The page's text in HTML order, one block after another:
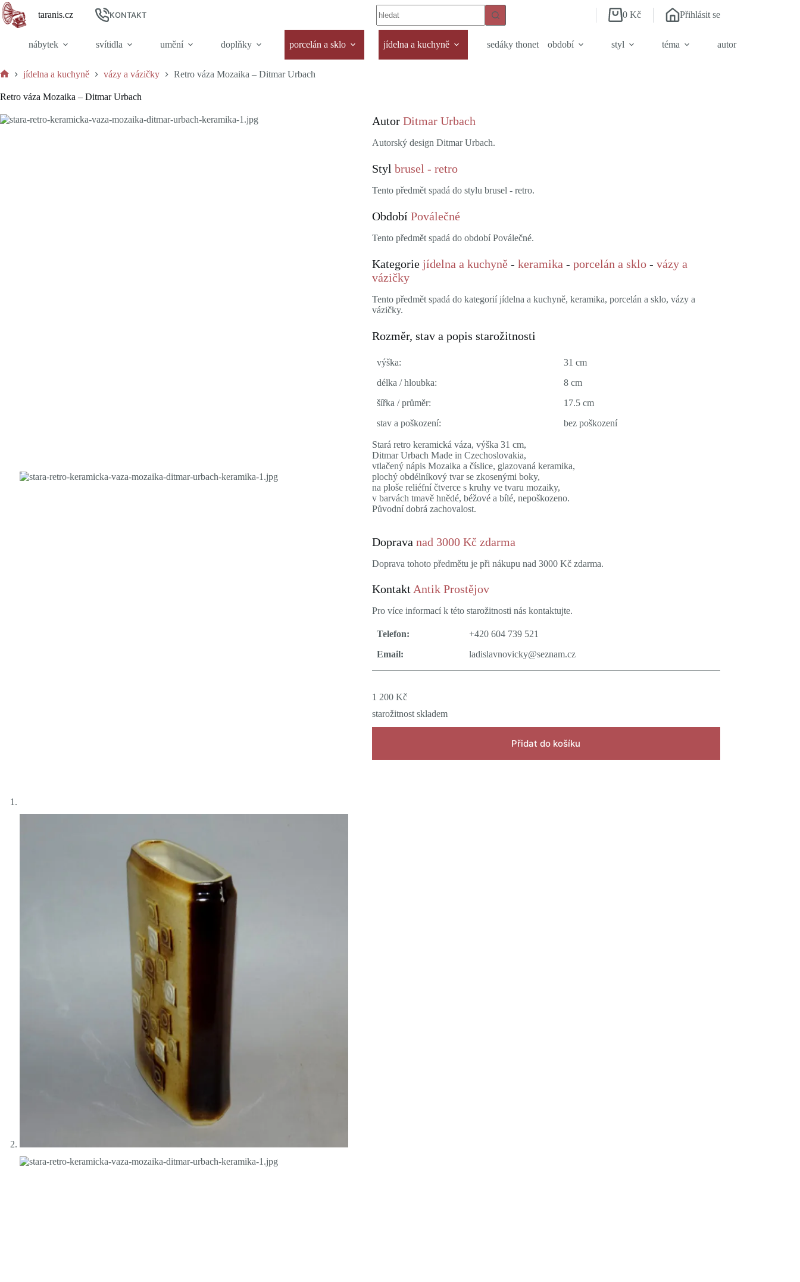
Skip
to
content
taranis.cz KONTAKT
Shopping
0 Kč Přihlásit se
nábytek svítidla umění doplňky porcelán a sklo jídelna a kuchyně sedáky thonet období styl téma autor
jídelna a kuchyně vázy a vázičky Retro váza Mozaika – Ditmar Urbach
Retro váza Mozaika – Ditmar Urbach
Autor Ditmar Urbach
Autorský design Ditmar Urbach.
Styl brusel - retro
Tento předmět spadá do stylu brusel - retro.
Období Poválečné
Tento předmět spadá do období Poválečné.
Kategorie jídelna a kuchyně- keramika - porcelán a sklo- vázy a
vázičky
Tento předmět spadá do kategorií jídelna a kuchyně, keramika, porcelán a sklo, vázy a
vázičky.
Rozměr, stav a popis starožitnosti
výška:
31 cm
délka / hloubka:
8 cm
šířka / průměr:
17.5 cm
stav a poškození:
bez poškození
Stará retro keramická váza, výška 31 cm,
Ditmar Urbach Made in Czechoslovakia,
vtlačený nápis Mozaika a číslice, glazovaná keramika,
plochý obdélníkový tvar se zkosenými boky,
na ploše reliéfní čtverce s kruhy ve tvaru mozaiky,
v barvách tmavě hnědé, béžové a bílé, nepoškozeno.
Původní dobrá zachovalost.
Doprava nad 3000 Kč zdarma
Doprava tohoto předmětu je při nákupu nad 3000 Kč zdarma.
Kontakt Antik Prostějov
Pro více informací k této starožitnosti nás kontaktujte.
Telefon:
+420 604 739 521
Email:
ladislavnovicky@seznam.cz
1 200 Kč
starožitnost skladem
Přidat do košíku